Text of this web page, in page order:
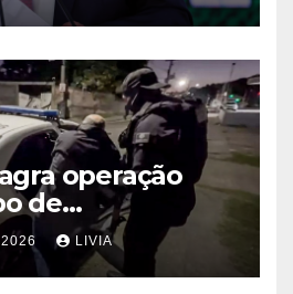
operação
de
oncológicos
LIVIA